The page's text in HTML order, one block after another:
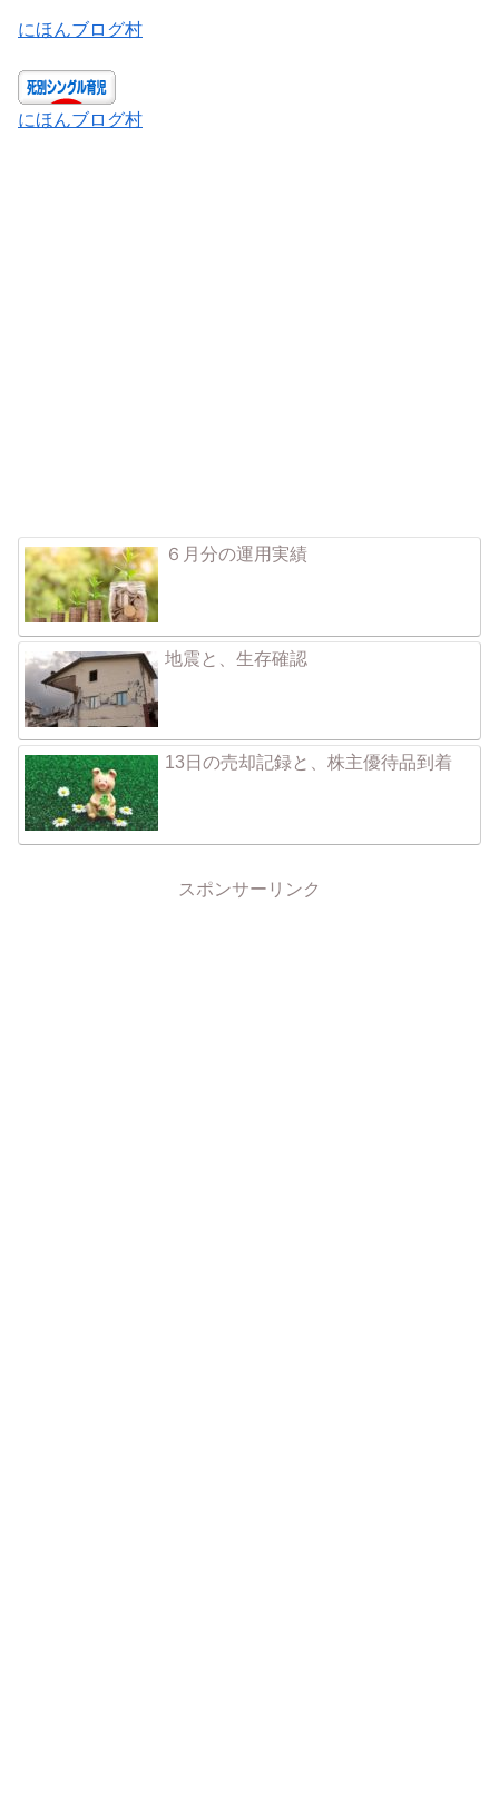
にほんブログ村
にほんブログ村
６月分の運用実績
地震と、生存確認
13日の売却記録と、株主優待品到着
スポンサーリンク